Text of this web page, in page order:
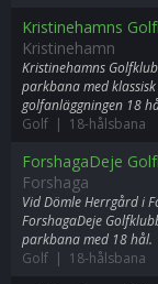
Kristinehamns
Kristinehamn
Kristinehamns
parkbana med
golfanläggningen 18
Golf | 18-hålsbana
ForshagaDeje
Forshaga
Vid Dömle Herrgård i
ForshagaDeje
parkbana med 18 hål.
Golf | 18-hålsbana